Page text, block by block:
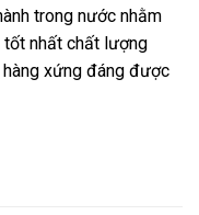
trong nước nhằm
tốt nhất chất lượng
xứng đáng được